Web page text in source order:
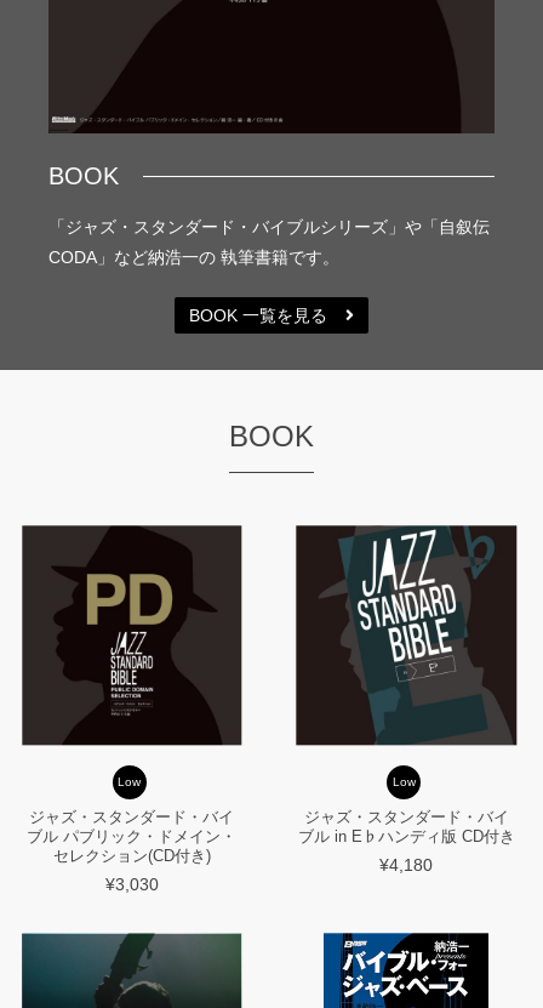
BOOK
「ジャズ・スタンダード・バイブルシリーズ」や「自叙伝
CODA」など納浩一の 執筆書籍です。
BOOK 一覧を見る
BOOK
Low
ジャズ・スタンダード・バイ
ブル パブリック・ドメイン・
セレクション(CD付き)
¥3,030
Low
ジャズ・スタンダード・バイ
ブル in E♭ハンディ版 CD付き
¥4,180